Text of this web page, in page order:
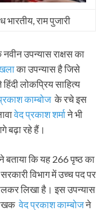
राम पुजारी
उपन्यास राक्षस का
का उपन्यास है जिसे
लोकप्रिय साहित्य
काम्बोजके रचे इस
वेद प्रकाश शर्माने भी
बढ़ा रहे हैं।
बताया कि यह 266 पृष्ठ का
विभाग में उच्च पद पर
लिखा है। इस उपन्यास
लेखकवेद प्रकाश काम्बोजने